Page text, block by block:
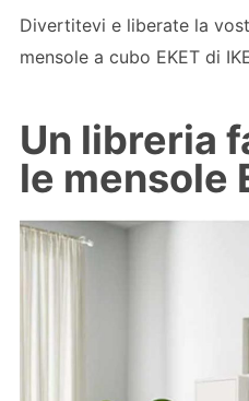
Divertitevi e liberate la
mensole a cubo EKET di
Un libreria
le mensole